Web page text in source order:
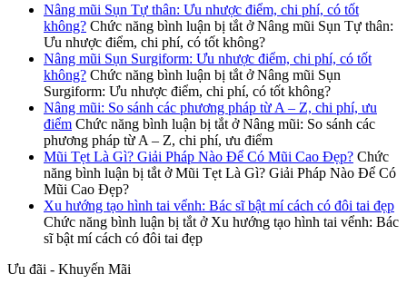
Nâng mũi Sụn Tự thân: Ưu nhược điểm, chi phí, có tốt
không? Chức năng bình luận bị tắt ở Nâng mũi Sụn Tự thân:
Ưu nhược điểm, chi phí, có tốt không?
Nâng mũi Sụn Surgiform: Ưu nhược điểm, chi phí, có tốt
không? Chức năng bình luận bị tắt ở Nâng mũi Sụn
Surgiform: Ưu nhược điểm, chi phí, có tốt không?
Nâng mũi: So sánh các phương pháp từ A – Z, chi phí, ưu
điểm Chức năng bình luận bị tắt ở Nâng mũi: So sánh các
phương pháp từ A – Z, chi phí, ưu điểm
Mũi Tẹt Là Gì? Giải Pháp Nào Để Có Mũi Cao Đẹp? Chức
năng bình luận bị tắt ở Mũi Tẹt Là Gì? Giải Pháp Nào Để Có
Mũi Cao Đẹp?
Xu hướng tạo hình tai vểnh: Bác sĩ bật mí cách có đôi tai đẹp
Chức năng bình luận bị tắt ở Xu hướng tạo hình tai vểnh: Bác
sĩ bật mí cách có đôi tai đẹp
Ưu đãi - Khuyến Mãi